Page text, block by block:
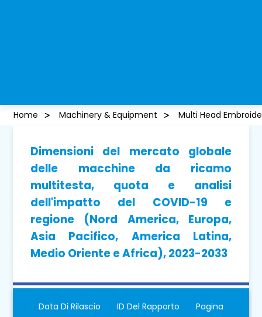
Home Machinery & Equipment Multi Head
Dimensioni del mercato globale
delle macchine da ricamo
multitesta, quota e analisi
dell'impatto del COVID-19 e
regione (Nord America, Europa,
Asia Pacifico, America Latina,
Medio Oriente e Africa), 2023-2033
Data Di Rilascio
ID Del Rapporto
Pagina